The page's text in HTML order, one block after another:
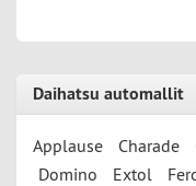
Daihatsu automallit
Applause Charade
Domino
Extol